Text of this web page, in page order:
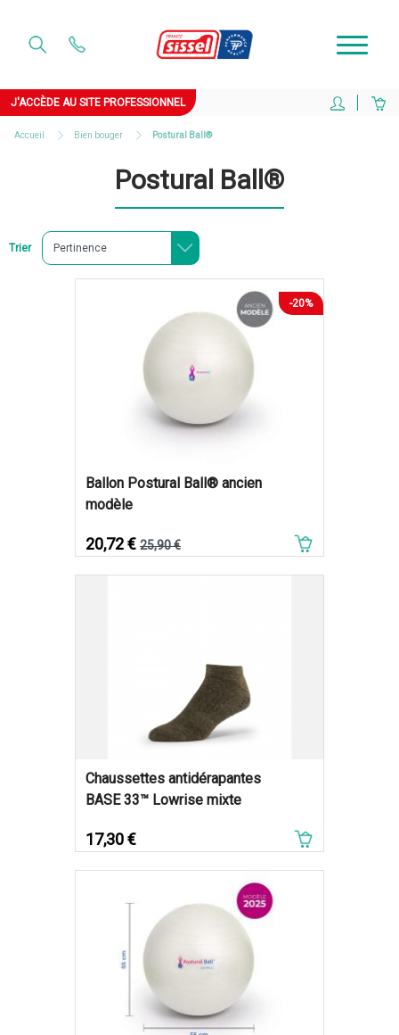
J'ACCÈDE AU SITE PROFESSIONNEL
Accueil Bien bouger Postural Ball®
Postural Ball®
Trier
-20%
Ballon Postural Ball® ancien
modèle
Prix
20,72 € Prix de base
25,90 €
Chaussettes antidérapantes
BASE 33™ Lowrise mixte
Prix
17,30 €